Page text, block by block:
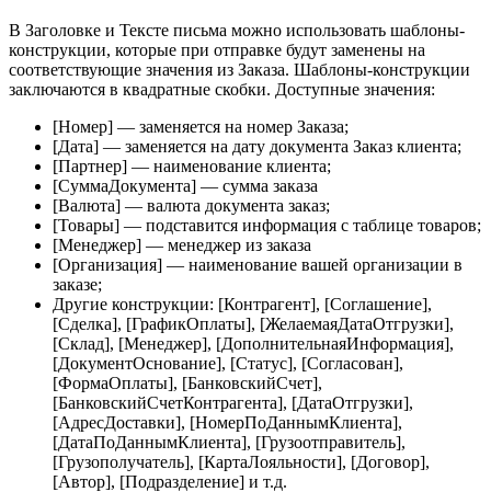
В Заголовке и Тексте письма можно использовать шаблоны-
конструкции, которые при отправке будут заменены на
соответствующие значения из Заказа. Шаблоны-конструкции
заключаются в квадратные скобки. Доступные значения:
[Номер] — заменяется на номер Заказа;
[Дата] — заменяется на дату документа Заказ клиента;
[Партнер] — наименование клиента;
[СуммаДокумента] — сумма заказа
[Валюта] — валюта документа заказ;
[Товары] — подставится информация с таблице товаров;
[Менеджер] — менеджер из заказа
[Организация] — наименование вашей организации в
заказе;
Другие конструкции: [Контрагент], [Соглашение],
[Сделка], [ГрафикОплаты], [ЖелаемаяДатаОтгрузки],
[Склад], [Менеджер], [ДополнительнаяИнформация],
[ДокументОснование], [Статус], [Согласован],
[ФормаОплаты], [БанковскийСчет],
[БанковскийСчетКонтрагента], [ДатаОтгрузки],
[АдресДоставки], [НомерПоДаннымКлиента],
[ДатаПоДаннымКлиента], [Грузоотправитель],
[Грузополучатель], [КартаЛояльности], [Договор],
[Автор], [Подразделение] и т.д.